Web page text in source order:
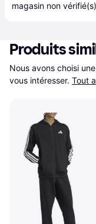
magasin non
Produits
Nous avons choisi
vous intéresser. Tout